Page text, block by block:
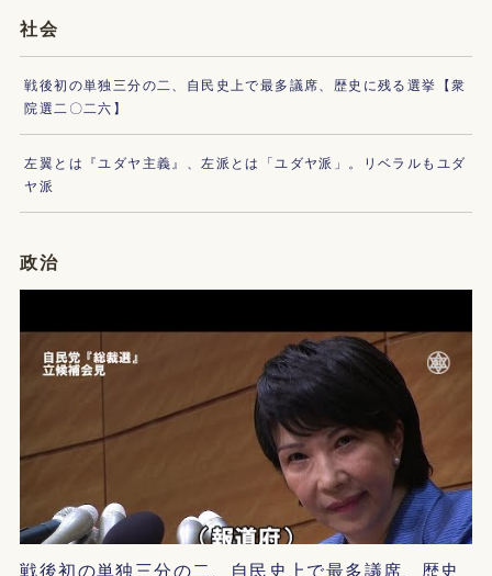
社会
戦後初の単独三分の二、自民史上で最多議席、歴史に残る選挙【衆
院選二〇二六】
左翼とは『ユダヤ主義』、左派とは「ユダヤ派」。リベラルもユダ
ヤ派
政治
戦後初の単独三分の二、自民史上で最多議席、歴史